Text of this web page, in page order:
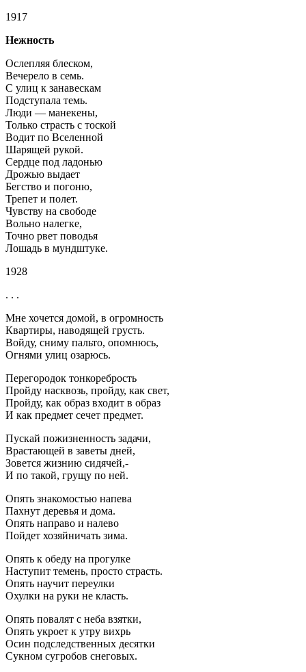
1917
Нежность
Ослепляя блеском,
Вечерело в семь.
С улиц к занавескам
Подступала темь.
Люди — манекены,
Только страсть с тоской
Водит по Вселенной
Шарящей рукой.
Сердце под ладонью
Дрожью выдает
Бегство и погоню,
Трепет и полет.
Чувству на свободе
Вольно налегке,
Точно рвет поводья
Лошадь в мундштуке.
1928
. . .
Мне хочется домой, в огромность
Квартиры, наводящей грусть.
Войду, сниму пальто, опомнюсь,
Огнями улиц озарюсь.
Перегородок тонкоребрость
Пройду насквозь, пройду, как свет,
Пройду, как образ входит в образ
И как предмет сечет предмет.
Пускай пожизненность задачи,
Врастающей в заветы дней,
Зовется жизнию сидячей,-
И по такой, грущу по ней.
Опять знакомостью напева
Пахнут деревья и дома.
Опять направо и налево
Пойдет хозяйничать зима.
Опять к обеду на прогулке
Наступит темень, просто страсть.
Опять научит переулки
Охулки на руки не класть.
Опять повалят с неба взятки,
Опять укроет к утру вихрь
Осин подследственных десятки
Сукном сугробов снеговых.